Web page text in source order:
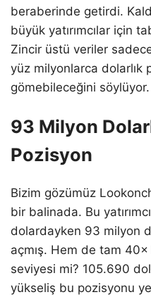
beraberinde getirdi.
büyük yatırımcılar için
Zincir üstü veriler
yüz milyonlarca dolarlık
gömebileceğini söylüyor.
93 Milyon
Pozisyon
Bizim gözümüz
bir balinada. Bu
dolardayken 93 milyon
açmış. Hem de tam
seviyesi mi? 105.690
yükseliş bu pozisyonu